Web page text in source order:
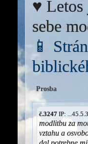
♥ Letos
sebe
📱
Prosba
č.3247 IP:
modlitbu za
vztahu a